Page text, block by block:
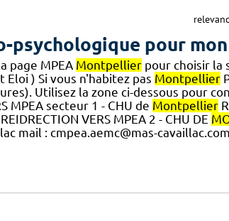
psychologique pour
page MPEA Montpellierpour choisir la
Eloi ) Si vous n'habitez pas Montpellier
Utilisez la zone ci-dessous pour
MPEA secteur 1 - CHU de Montpellier
VERS MPEA 2 - CHU DE
mail : cmpea.aemc@mas-